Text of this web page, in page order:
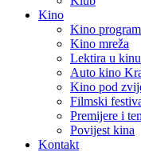
Kino
Kino program
Kino mreža
Lektira u kinu
Auto kino
Kino pod
Filmski
Premijere i
Povijest kina
Kontakt